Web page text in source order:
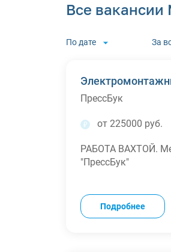
Все вакансии
По дате За
ПрессБук
от 225000 руб.
РАБОТА ВАХТОЙ.
"ПрессБук"
Подробнее